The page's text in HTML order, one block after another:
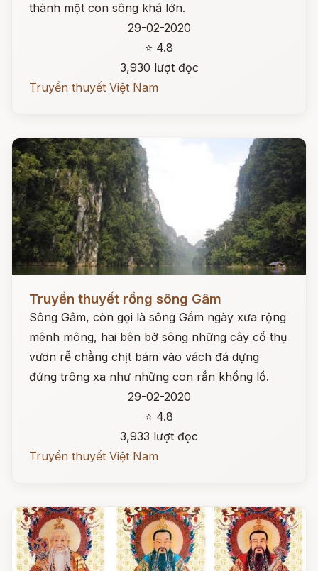
thành một con sông khá lớn.
29-02-2020
⭐ 4.8
3,930 lượt đọc
Truyền thuyết Việt Nam
Đọc ngay
Truyền thuyết rồng sông Gâm
Sông Gâm, còn gọi là sông Gầm ngày xưa rộng
mênh mông, hai bên bờ sông những cây cổ thụ
vươn rễ chằng chịt bám vào vách đá dựng
đứng trông xa như những con rắn khổng lồ.
29-02-2020
⭐ 4.8
3,933 lượt đọc
Truyền thuyết Việt Nam